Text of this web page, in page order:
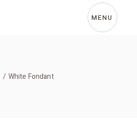
MENU
White Fondant